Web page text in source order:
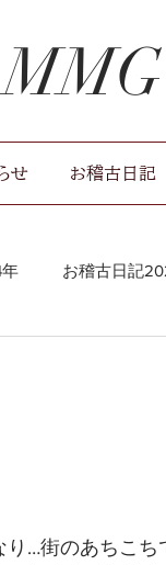
せ お稽古日記
お稽古日記
…街のあちこ